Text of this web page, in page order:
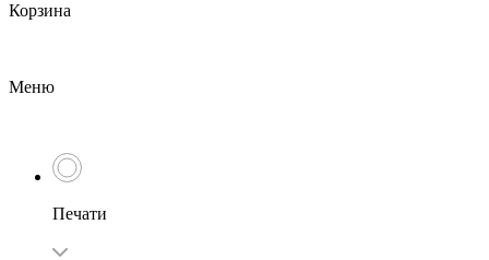
Корзина
Меню
Печати